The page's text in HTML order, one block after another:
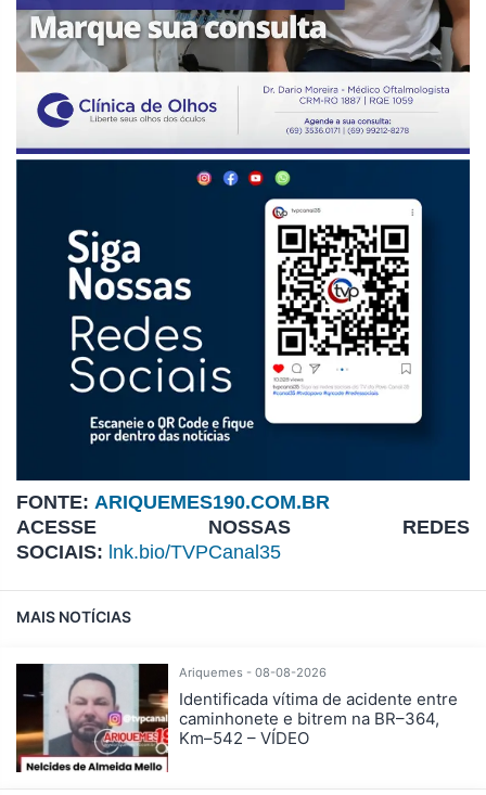
FONTE: ARIQUEMES190.COM.BR
ACESSE NOSSAS REDES
SOCIAIS: lnk.bio/TVPCanal35
MAIS NOTÍCIAS
Ariquemes - 08-08-2026
Identificada vítima de acidente entre
caminhonete e bitrem na BR–364,
Km–542 – VÍDEO